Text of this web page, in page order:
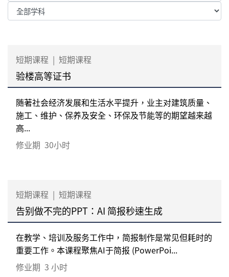
短期课程 | 短期课程
验楼高等证书
随著社会经济发展和生活水平提升，业主对建筑质量、
施工、维护、保养及安全、环保及节能等的期望越来越
高...
修业期 30小时
短期课程 | 短期课程
告别做不完的PPT：AI 简报秒速生成
在教学、培训及服务工作中，简报制作是常见但耗时的
重要工作。本课程聚焦AI于简报 (PowerPoi...
修业期 3 小时